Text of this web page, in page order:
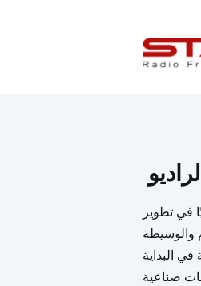
في تطوير
والوسيطة
في البداية
صناعية